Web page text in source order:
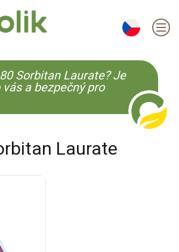
EN ES CS KO
Sorbitan Laurate? Je
a bezpečný pro
Laurate